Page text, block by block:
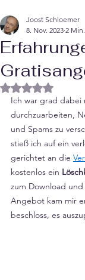
Joost Schloemer
8. Nov. 2023 2
Mit NaN von
Ich war grad dabei
durchzuarbeiten,
und Spams zu
stieß ich auf ein
gerichtet an die
kostenlos ein
zum Download und
Angebot kam mir
beschloss, es